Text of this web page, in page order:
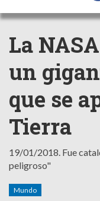
La
un
que se
Tierra
19/01/2018. Fue
peligroso"
Mundo